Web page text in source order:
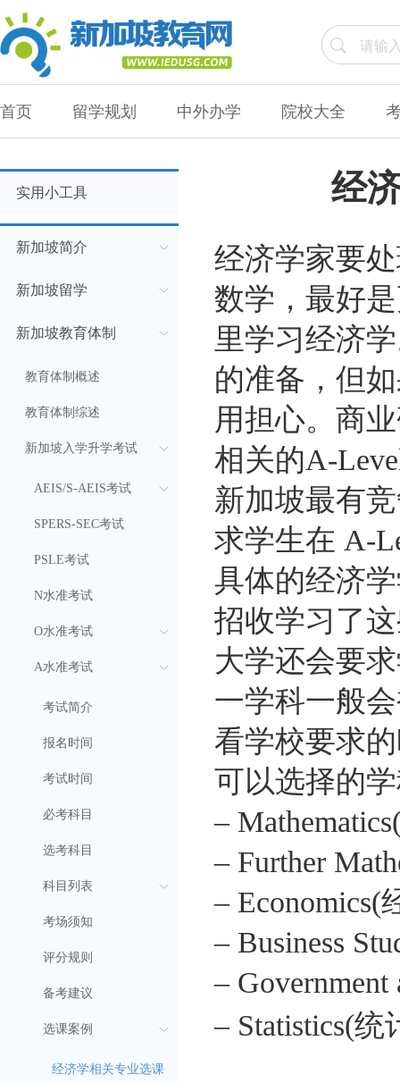
首页 留学规划 中外办学 院校大全
实用小工具
新加坡简介
新加坡留学
新加坡教育体制
教育体制概述
教育体制综述
新加坡入学升学考试
AEIS/S-AEIS考试
SPERS-SEC考试
PSLE考试
N水准考试
O水准考试
A水准考试
考试简介
报名时间
考试时间
必考科目
选考科目
科目列表
考场须知
评分规则
备考建议
选课案例
经济学相关专业选课
经
经济学家要
数学，最好
里学习经济
的准备，但
用担心。商
相关的A-
新加坡最有
求学生在 A-
具体的经济
招收学习了
大学还会要
一学科一般
看学校要求
可以选择的
–
– Further
– Economics(
– Business
–
– Statistics(统